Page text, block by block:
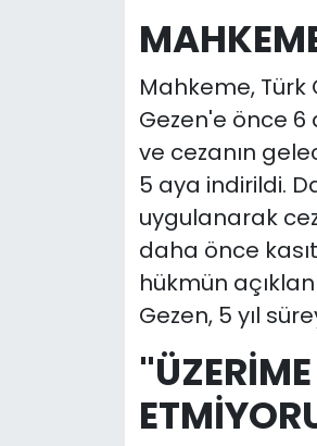
Mahkeme,
Gezen'e önce 6
ve cezanın
5 aya indirildi.
uygulanarak
daha önce
hükmün
Gezen, 5 yıl